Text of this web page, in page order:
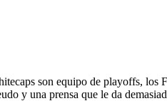
son equipo de playoffs, los
y una prensa que le da